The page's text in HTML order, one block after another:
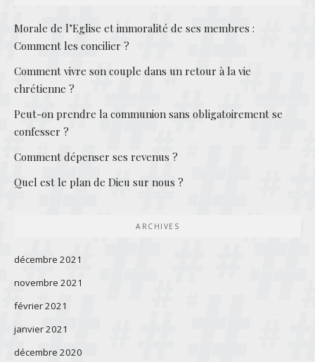
Morale de l’Eglise et immoralité de ses membres :
Comment les concilier ?
Comment vivre son couple dans un retour à la vie
chrétienne ?
Peut-on prendre la communion sans obligatoirement se
confesser ?
Comment dépenser ses revenus ?
Quel est le plan de Dieu sur nous ?
ARCHIVES
décembre 2021
novembre 2021
février 2021
janvier 2021
décembre 2020